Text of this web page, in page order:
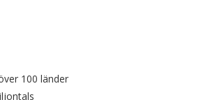
100 länder